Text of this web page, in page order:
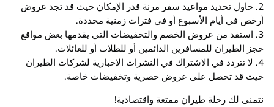
2. حاول تحديد مواعيد سفر مرنة قدر الإمكان حيث قد تجد عروض
أرخص في أيام الأسبوع أو في فترات زمنية محددة.
3. استفد من عروض الخصم والتخفيضات التي يقدمها بعض مواقع
حجز الطيران للمسافرين الدائمين أو للطلاب أو للعائلات.
4. لا تتردد في الاشتراك في النشرات الإخبارية لشركات الطيران
حيث قد تحصل على عروض حصرية وتخفيضات خاصة.
نتمنى لك رحلة طيران ممتعة واقتصادية!